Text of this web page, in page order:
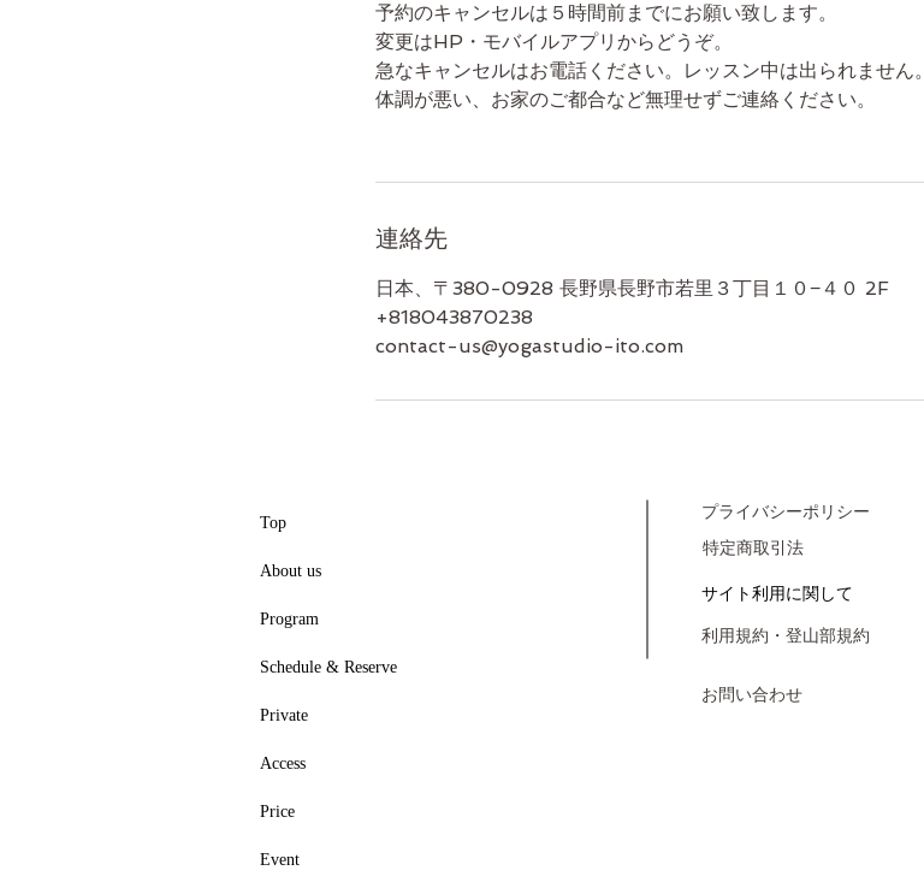
予約のキャンセルは５時間前までにお願い致します。
変更はHP・モバイルアプリからどうぞ。
急なキャンセルはお電話ください。レッスン中は出られません。
体調が悪い、お家のご都合など無理せずご連絡ください。
連絡先
日本、〒380-0928 長野県長野市若里３丁目１０−４０ 2F
+818043870238
contact-us@yogastudio-ito.com
Top
About us
Program
Schedule & Reserve
Private
Access
Price
Event
​プライバシーポリシー
​サイト利用に関して
​特定商取引法
​利用規約・登山部規約
​お問い合わせ